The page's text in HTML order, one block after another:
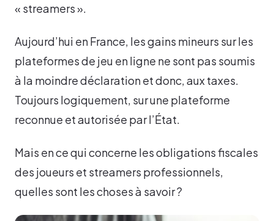
« streamers ».
Aujourd’hui en France, les gains mineurs sur les
plateformes de jeu en ligne ne sont pas soumis
à la moindre déclaration et donc, aux taxes.
Toujours logiquement, sur une plateforme
reconnue et autorisée par l’État.
Mais en ce qui concerne les obligations fiscales
des joueurs et streamers professionnels,
quelles sont les choses à savoir ?